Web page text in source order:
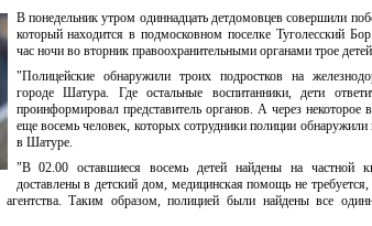
В понедельник утром одиннадцать детдомовцев совершили
который находится в подмосковном поселке Туголесский
час ночи во вторник правоохранительными органами трое
"Полицейские обнаружили троих подростков на
городе Шатура. Где остальные воспитанники, дети
проинформировал представитель органов. А через некоторое
еще восемь человек, которых сотрудники полиции обнаружили
в Шатуре.
"В 02.00 оставшиеся восемь детей найдены на частной
доставлены в детский дом, медицинская помощь не требуется,
Таким образом, полицией были найдены все